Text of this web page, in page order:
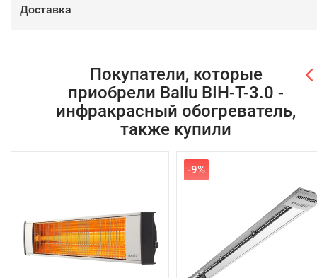
Доставка
Покупатели, которые
приобрели Ballu BIH-T-3.0 -
инфракрасный обогреватель,
также купили
-9%